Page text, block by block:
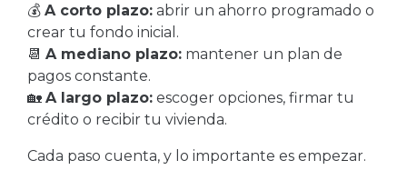
💰 A corto plazo: abrir un ahorro programado o
crear tu fondo inicial.
📆 A mediano plazo: mantener un plan de
pagos constante.
🏡 A largo plazo: escoger opciones, firmar tu
crédito o recibir tu vivienda.
Cada paso cuenta, y lo importante es empezar.